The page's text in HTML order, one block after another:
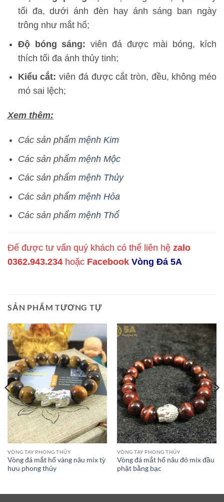
tối đa, dưới ánh đèn hay ánh sáng ban ngày
trông như mắt hổ;
Độ bóng sáng: viên đá được mài bóng, kích
thích tối đa ánh thủy tinh;
Kiểu cắt: viên đá được cắt tròn, đều, không méo
mó sai lệch;
Xem thêm:
Các sản phẩm mệnh Kim
Các sản phẩm mệnh Mộc
Các sản phẩm mệnh Thủy
Các sản phẩm mệnh Hỏa
Các sản phẩm mệnh Thổ
Để được tư vấn quý khách có thể liên hệ zalo
0362.943.234 hoặc Facebook Vòng Đá 5A
SẢN PHẨM TƯƠNG TỰ
VÒNG TAY PHONG THỦY
Vòng đá mắt hổ vàng nâu mix tỳ
hưu phong thủy
VÒNG TAY PHONG THỦY
Vòng đá mắt hổ nâu đỏ mix đầu
phật bằng bạc